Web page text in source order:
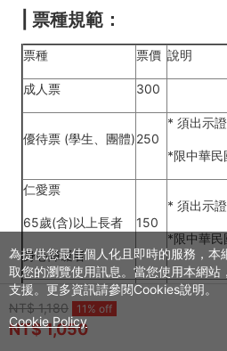
| 票種規範：
票種 票價 說明
成人票 300
優待票 (學生、團體)250
* 須出示
*限中華民
仁愛票
65歲(含)以上長者
身心障礙者
150
* 須出示
*限中華民
兒童票 150 * 限1-9歲(
單程票
NT$ 1,180 11% off
NT$ 1,050
為提供您最佳個人化且即時的服務，
取您的瀏覽使用訊息。當您使用本網
支援。更多資訊請參閱Cookies說明。
Cookie Policy